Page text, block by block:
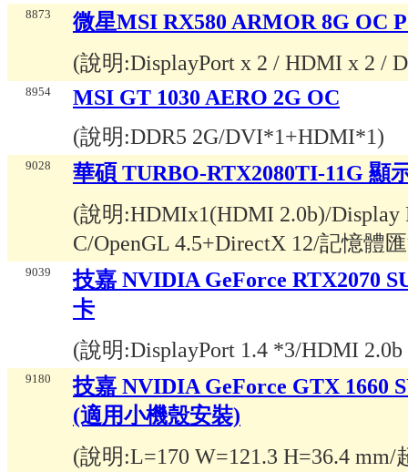
8873
微星MSI RX580 ARMOR 8G OC
(說明:DisplayPort x 2 / HDMI x 2 /
8954
MSI GT 1030 AERO 2G OC
(說明:DDR5 2G/DVI*1+HDMI*1)
9028
華碩 TURBO-RTX2080TI-11G 顯
(說明:HDMIx1(HDMI 2.0b)/Display
C/OpenGL 4.5+DirectX 12/記憶體
9039
技嘉 NVIDIA GeForce RTX2070
卡
(說明:DisplayPort 1.4 *3/HDMI
9180
技嘉 NVIDIA GeForce GTX 1660
(適用小機殼安裝)
(說明:L=170 W=121.3 H=36.4